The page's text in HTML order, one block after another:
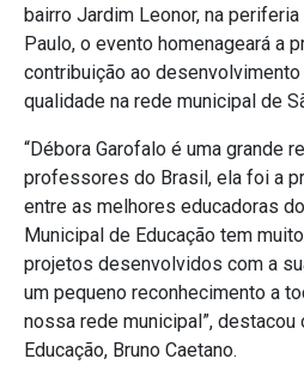
bairro Jardim Leonor, na
Paulo, o evento homenageará a
contribuição ao
qualidade na rede municipal de
“Débora Garofalo é uma grande
professores do Brasil, ela foi a
entre as melhores educadoras
Municipal de Educação tem
projetos desenvolvidos com a
um pequeno reconhecimento a
nossa rede municipal”,
Educação, Bruno Caetano.